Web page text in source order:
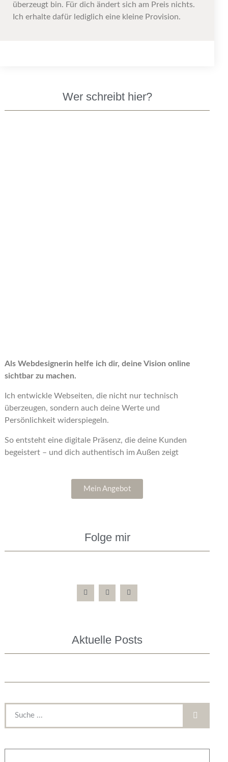
überzeugt bin. Für dich ändert sich am Preis nichts.
Ich erhalte dafür lediglich eine kleine Provision.
Wer schreibt hier?
Als Webdesignerin helfe ich dir, deine Vision online
sichtbar zu machen.
Ich entwickle Webseiten, die nicht nur technisch
überzeugen, sondern auch deine Werte und
Persönlichkeit widerspiegeln.
So entsteht eine digitale Präsenz, die deine Kunden
begeistert – und dich authentisch im Außen zeigt
Mein Angebot
Folge mir
Aktuelle Posts